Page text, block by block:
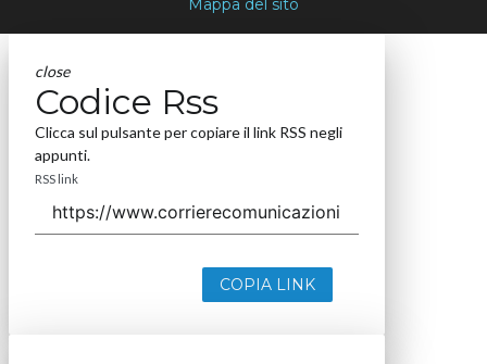
Mappa del sito
close
Codice Rss
Clicca sul pulsante per copiare il link RSS negli
appunti.
RSS link
COPIA LINK